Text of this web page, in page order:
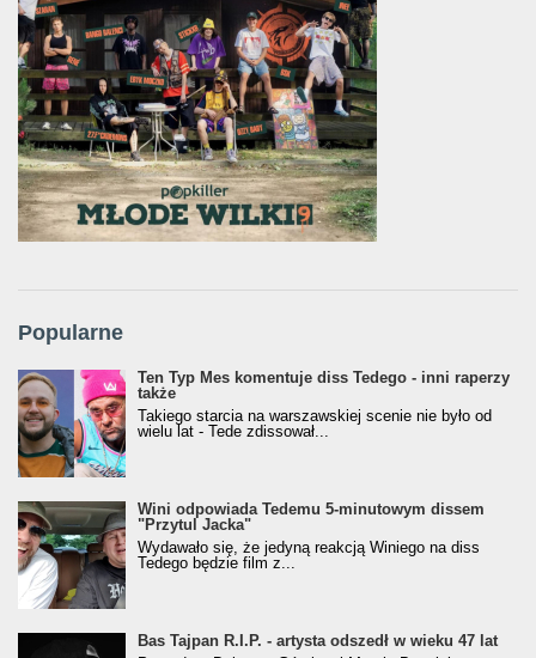
Popularne
Ten Typ Mes komentuje diss Tedego - inni raperzy
także
Takiego starcia na warszawskiej scenie nie było od
wielu lat - Tede zdissował...
Wini odpowiada Tedemu 5-minutowym dissem
"Przytul Jacka"
Wydawało się, że jedyną reakcją Winiego na diss
Tedego będzie film z...
Bas Tajpan R.I.P. - artysta odszedł w wieku 47 lat